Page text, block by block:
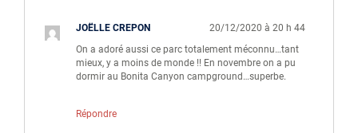
JOËLLE CREPON
20/12/2020 à 20 h 44
On a adoré aussi ce parc totalement méconnu…tant
mieux, y a moins de monde !! En novembre on a pu
dormir au Bonita Canyon campground…superbe.
Répondre